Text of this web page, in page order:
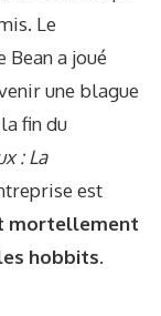
Le
Bean a joué
une blague
fin du
: La
est
mortellement
hobbits.